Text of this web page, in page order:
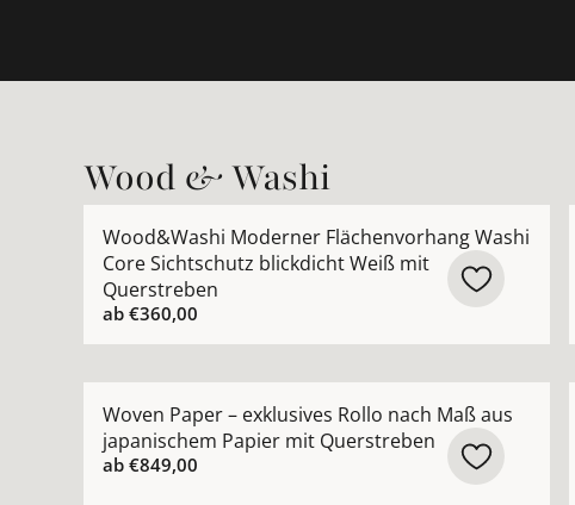
Wood & Washi
Wood&Washi Moderner Flächenvorhang Washi
Core Sichtschutz blickdicht Weiß mit
Querstreben
ab €360,00
Woven Paper – exklusives Rollo nach Maß aus
japanischem Papier mit Querstreben
ab €849,00